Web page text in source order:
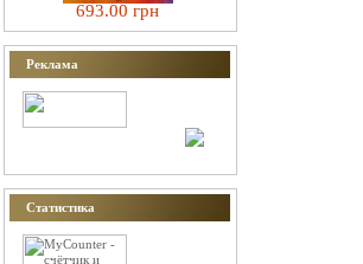
693.00 грн
Реклама
Статистика